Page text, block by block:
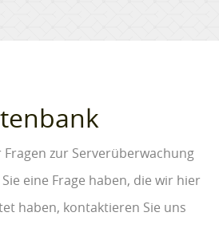
zur Serverüberwachung
eine Frage haben, die wir hier
haben, kontaktieren Sie uns